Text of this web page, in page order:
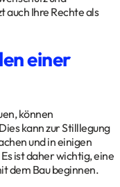
auch Ihre Rechte als
einer
können
kann zur Stilllegung
und in einigen
ist daher wichtig, eine
dem Bau beginnen.